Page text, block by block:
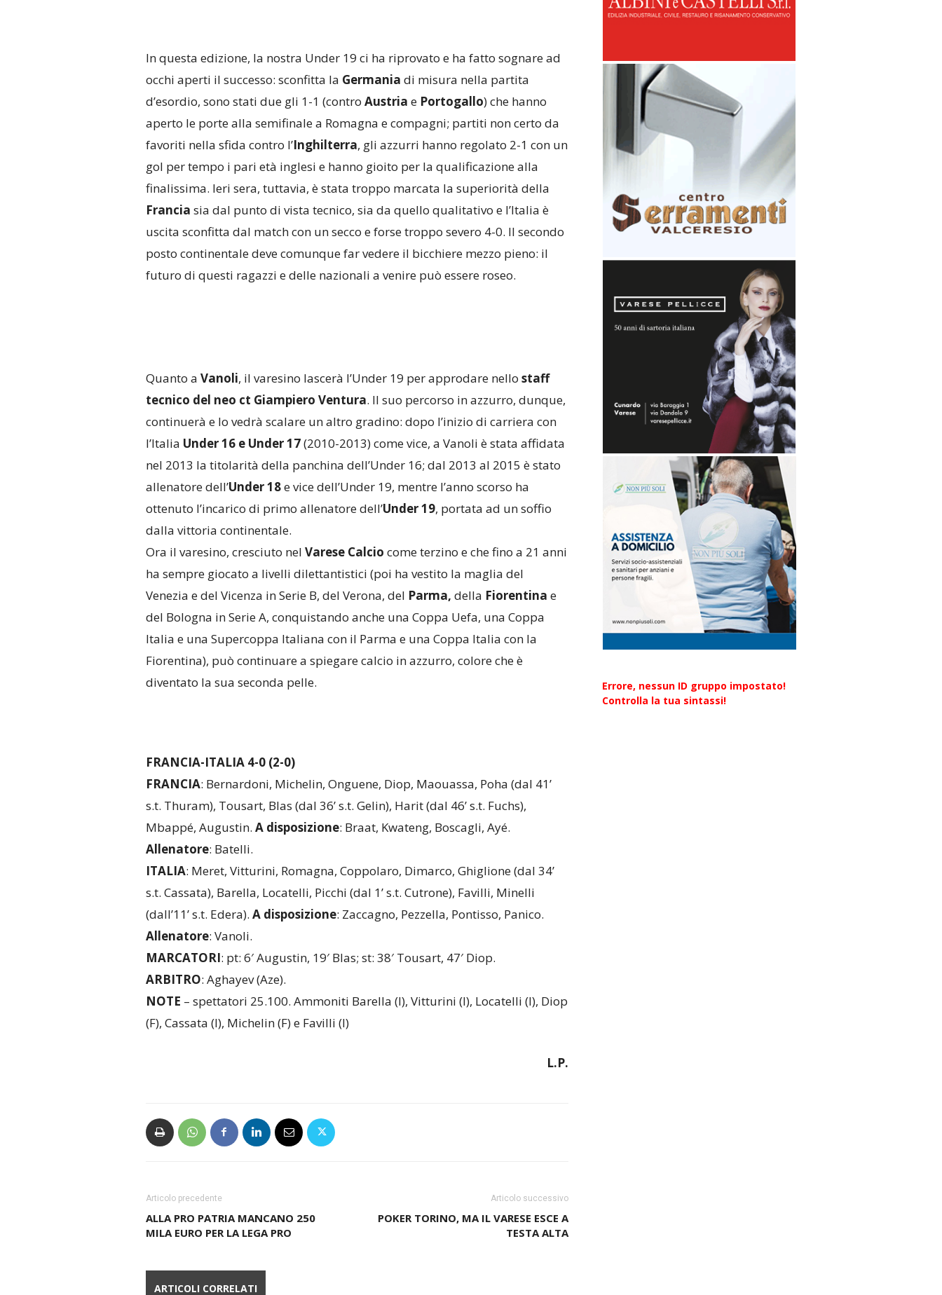
In questa edizione, la nostra Under 19 ci ha riprovato e ha fatto sognare ad
occhi aperti il successo: sconfitta la Germania di misura nella partita
d’esordio, sono stati due gli 1-1 (contro Austria e Portogallo) che hanno
aperto le porte alla semifinale a Romagna e compagni; partiti non certo da
favoriti nella sfida contro l’Inghilterra, gli azzurri hanno regolato 2-1 con un
gol per tempo i pari età inglesi e hanno gioito per la qualificazione alla
finalissima. Ieri sera, tuttavia, è stata troppo marcata la superiorità della
Francia sia dal punto di vista tecnico, sia da quello qualitativo e l’Italia è
uscita sconfitta dal match con un secco e forse troppo severo 4-0. Il secondo
posto continentale deve comunque far vedere il bicchiere mezzo pieno: il
futuro di questi ragazzi e delle nazionali a venire può essere roseo.
Quanto a Vanoli, il varesino lascerà l’Under 19 per approdare nello staff
tecnico del neo ct Giampiero Ventura. Il suo percorso in azzurro, dunque,
continuerà e lo vedrà scalare un altro gradino: dopo l’inizio di carriera con
l’Italia Under 16 e Under 17(2010-2013) come vice, a Vanoli è stata affidata
nel 2013 la titolarità della panchina dell’Under 16; dal 2013 al 2015 è stato
allenatore dell’Under 18e vice dell’Under 19, mentre l’anno scorso ha
ottenuto l’incarico di primo allenatore dell’Under 19, portata ad un soffio
dalla vittoria continentale.
Ora il varesino, cresciuto nel Varese Calcio come terzino e che fino a 21 anni
ha sempre giocato a livelli dilettantistici (poi ha vestito la maglia del
Venezia e del Vicenza in Serie B, del Verona, del Parma, della Fiorentina e
del Bologna in Serie A, conquistando anche una Coppa Uefa, una Coppa
Italia e una Supercoppa Italiana con il Parma e una Coppa Italia con la
Fiorentina), può continuare a spiegare calcio in azzurro, colore che è
diventato la sua seconda pelle.
FRANCIA-ITALIA 4-0 (2-0)
FRANCIA: Bernardoni, Michelin, Onguene, Diop, Maouassa, Poha (dal 41’
s.t. Thuram), Tousart, Blas (dal 36’ s.t. Gelin), Harit (dal 46’ s.t. Fuchs),
Mbappé, Augustin. A disposizione: Braat, Kwateng, Boscagli, Ayé.
Allenatore: Batelli.
ITALIA: Meret, Vitturini, Romagna, Coppolaro, Dimarco, Ghiglione (dal 34’
s.t. Cassata), Barella, Locatelli, Picchi (dal 1’ s.t. Cutrone), Favilli, Minelli
(dall’11’ s.t. Edera). A disposizione: Zaccagno, Pezzella, Pontisso, Panico.
Allenatore: Vanoli.
MARCATORI: pt: 6′ Augustin, 19′ Blas; st: 38′ Tousart, 47′ Diop.
ARBITRO: Aghayev (Aze).
NOTE – spettatori 25.100. Ammoniti Barella (I), Vitturini (I), Locatelli (I), Diop
(F), Cassata (I), Michelin (F) e Favilli (I)
L.P.
Articolo precedente
ALLA PRO PATRIA MANCANO 250
MILA EURO PER LA LEGA PRO
Articolo successivo
POKER TORINO, MA IL VARESE ESCE A
TESTA ALTA
ARTICOLI CORRELATI
Errore, nessun ID gruppo impostato!
Controlla la tua sintassi!